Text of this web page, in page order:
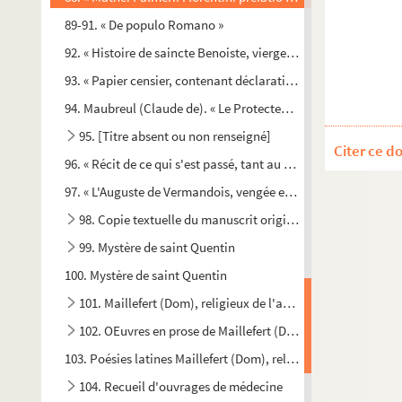
89-91. « De populo Romano »
92. « Histoire de saincte Benoiste, vierge et martyre,
93. « Papier censier, contenant déclaration des maisons,
94. Maubreul (Claude de). « Le Protecteur de la couronne de
95. [Titre absent ou non renseigné]
96. « Récit de ce qui s'est passé, tant au siége de la ville de
97. « L'Auguste de Vermandois, vengée et illustrée en deux
98. Copie textuelle du manuscrit original, conservé à
99. Mystère de saint Quentin
100. Mystère de saint Quentin
101. Maillefert (Dom), religieux de l'abbaye d'Isle
102. OEuvres en prose de Maillefert (Dom), religieux de
103. Poésies latines Maillefert (Dom), religieux de l'abbaye
104. Recueil d'ouvrages de médecine
Citer ce